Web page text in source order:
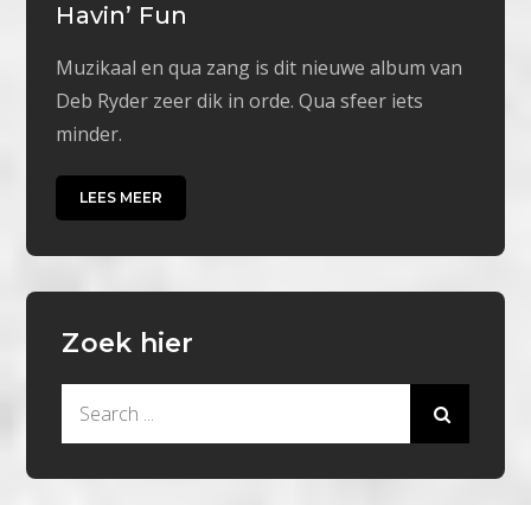
Havin’ Fun
Muzikaal en qua zang is dit nieuwe album van
Deb Ryder zeer dik in orde. Qua sfeer iets
minder.
LEES MEER
Zoek hier